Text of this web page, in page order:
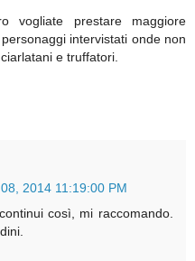
vogliate prestare maggiore
intervistati onde non
e truffatori.
2014 11:19:00 PM
così, mi raccomando.